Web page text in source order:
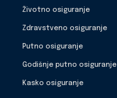
Životno osiguranje
Zdravstveno osiguranje
Putno osiguranje
Godišnje putno osiguranje
Kasko osiguranje